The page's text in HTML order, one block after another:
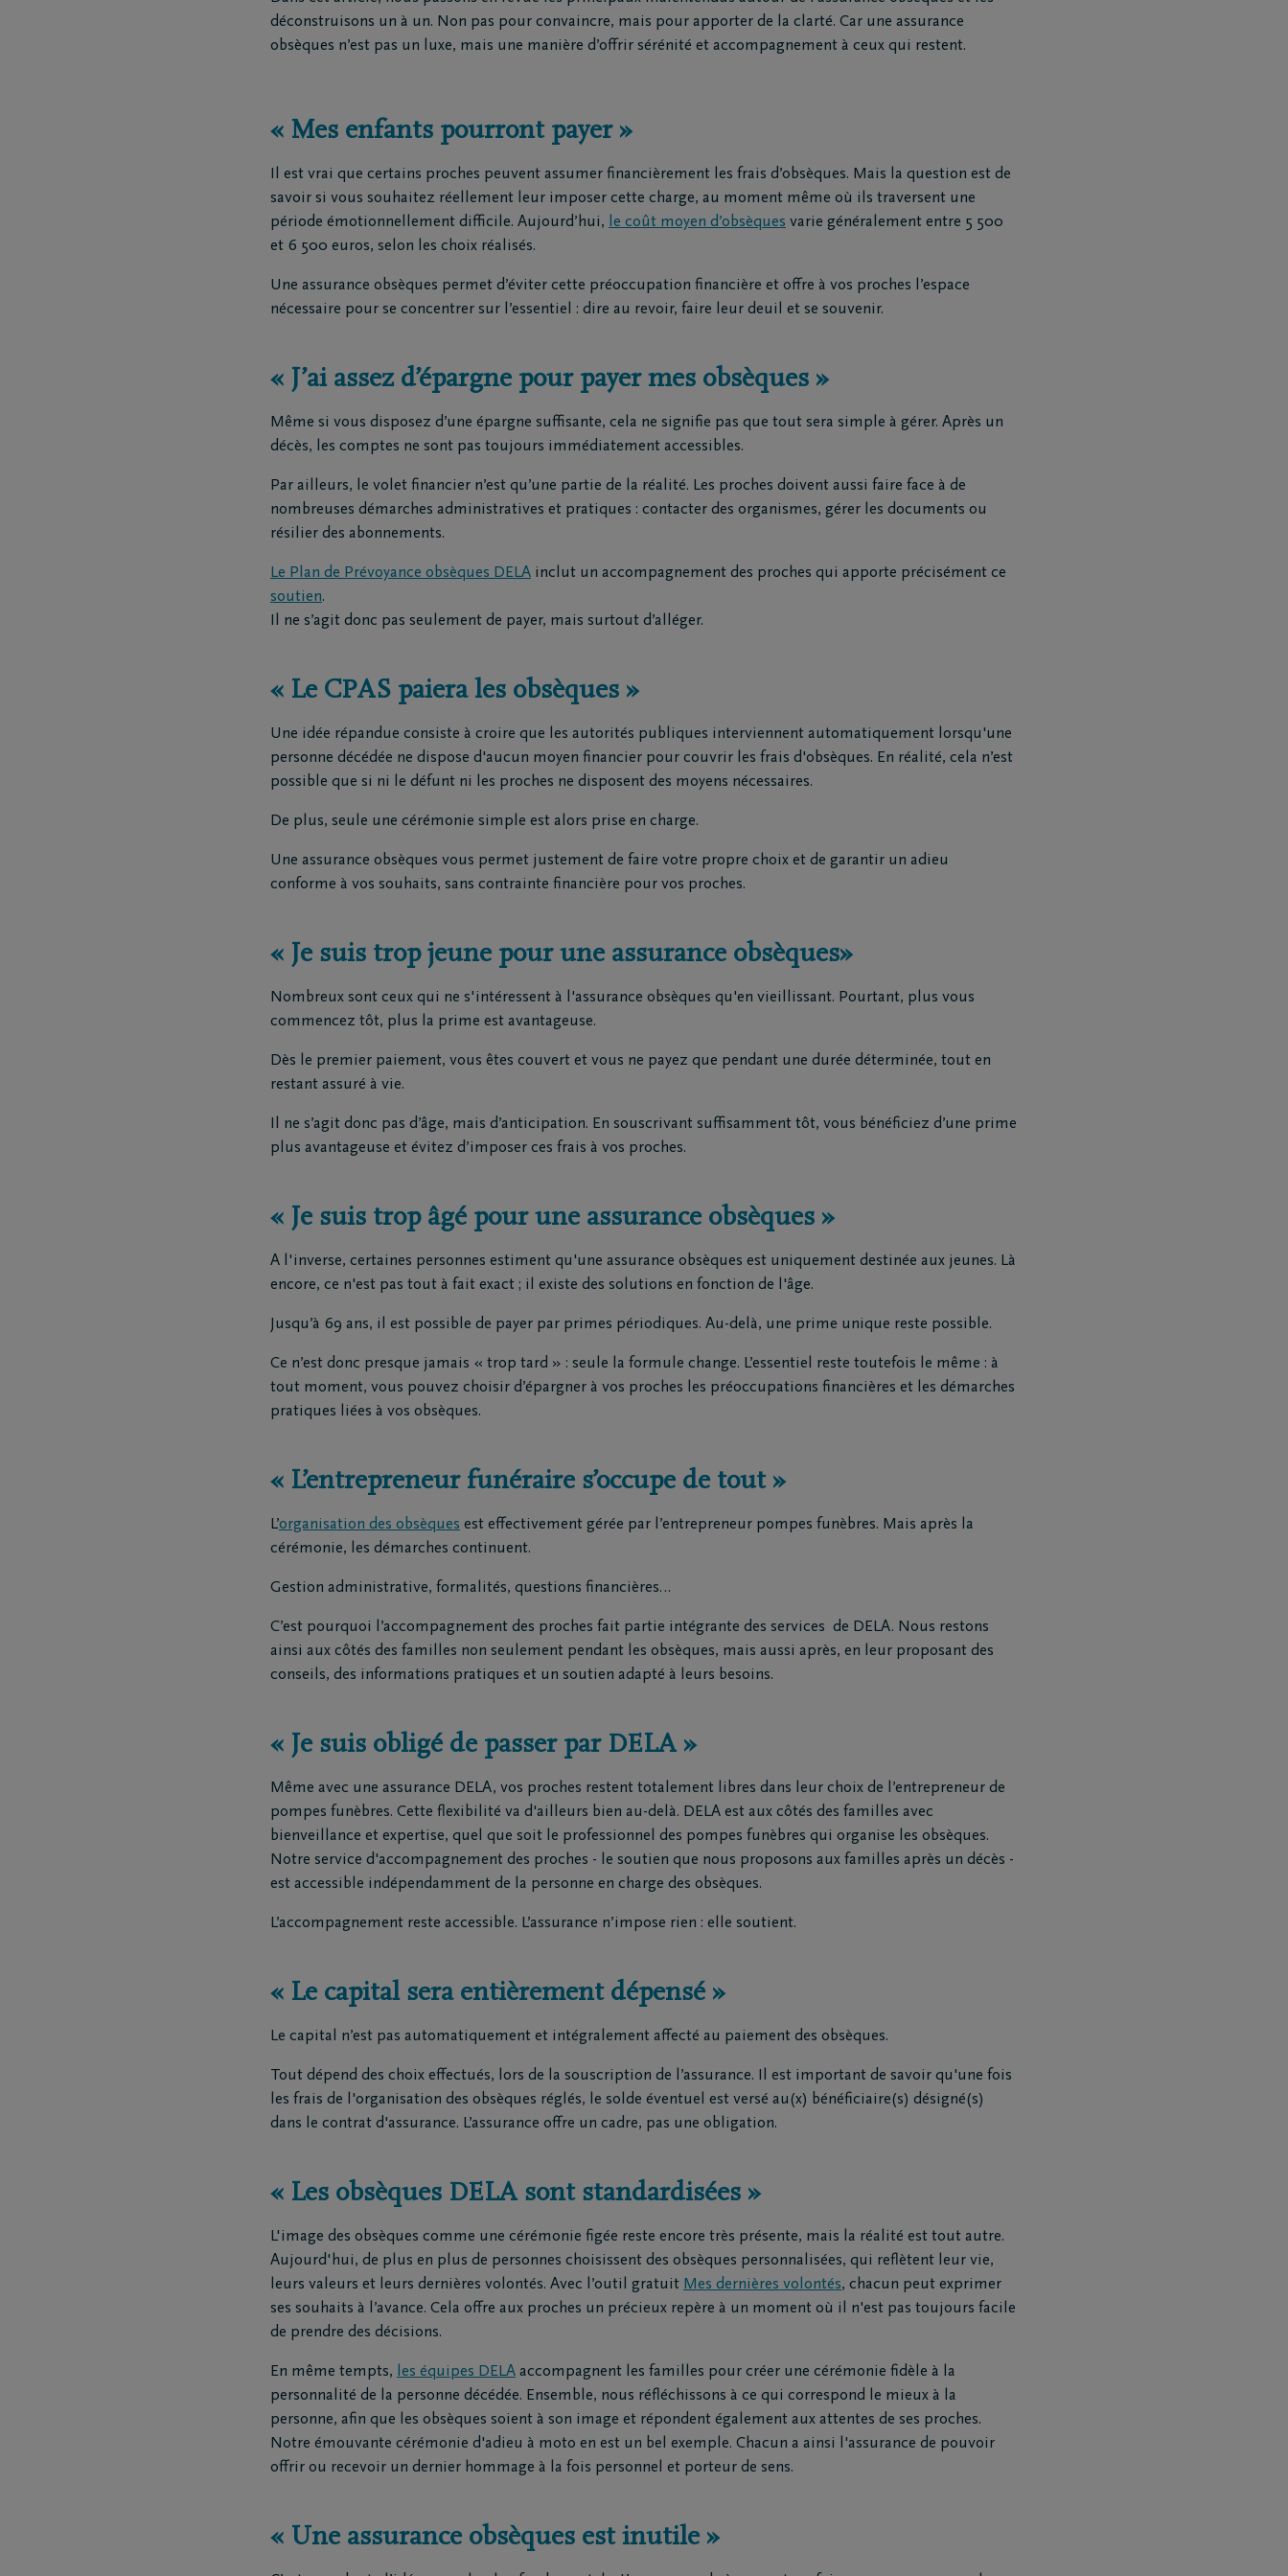
Funérailles moto
Rapatriement
Événements
Blog
Penser à demain
Souvenirs
Geste du cœur
Promenades
Nos locations
Nos courtiers
Nos sièges principaux
funèbres
Notre centre de rapatriement
Contact
Contactez-moi
J'ai une question
déconstruisons un à un. Non pas pour convaincre, mais pour apporter de la clarté. Car une assurance
obsèques n’est pas un luxe, mais une manière d’offrir sérénité et accompagnement à ceux qui restent.
« Mes enfants pourront payer »
Il est vrai que certains proches peuvent assumer financièrement les frais d’obsèques. Mais la question est de
savoir si vous souhaitez réellement leur imposer cette charge, au moment même où ils traversent une
période émotionnellement difficile. Aujourd’hui, le coût moyen d’obsèques varie généralement entre 5 500
et 6 500 euros, selon les choix réalisés.
Une assurance obsèques permet d’éviter cette préoccupation financière et offre à vos proches l’espace
nécessaire pour se concentrer sur l’essentiel : dire au revoir, faire leur deuil et se souvenir.
« J’ai assez d’épargne pour payer mes obsèques »
Même si vous disposez d’une épargne suffisante, cela ne signifie pas que tout sera simple à gérer. Après un
décès, les comptes ne sont pas toujours immédiatement accessibles.
Par ailleurs, le volet financier n’est qu’une partie de la réalité. Les proches doivent aussi faire face à de
nombreuses démarches administratives et pratiques : contacter des organismes, gérer les documents ou
résilier des abonnements.
Le Plan de Prévoyance obsèques DELA inclut un accompagnement des proches qui apporte précisément ce
soutien.
Il ne s’agit donc pas seulement de payer, mais surtout d’alléger.
« Le CPAS paiera les obsèques »
Une idée répandue consiste à croire que les autorités publiques interviennent automatiquement lorsqu'une
personne décédée ne dispose d'aucun moyen financier pour couvrir les frais d'obsèques. En réalité, cela n’est
possible que si ni le défunt ni les proches ne disposent des moyens nécessaires.
De plus, seule une cérémonie simple est alors prise en charge.
Une assurance obsèques vous permet justement de faire votre propre choix et de garantir un adieu
conforme à vos souhaits, sans contrainte financière pour vos proches.
« Je suis trop jeune pour une assurance obsèques»
Nombreux sont ceux qui ne s'intéressent à l'assurance obsèques qu'en vieillissant. Pourtant, plus vous
commencez tôt, plus la prime est avantageuse.
Dès le premier paiement, vous êtes couvert et vous ne payez que pendant une durée déterminée, tout en
restant assuré à vie.
Il ne s’agit donc pas d’âge, mais d’anticipation. En souscrivant suffisamment tôt, vous bénéficiez d’une prime
plus avantageuse et évitez d’imposer ces frais à vos proches.
« Je suis trop âgé pour une assurance obsèques »
A l'inverse, certaines personnes estiment qu'une assurance obsèques est uniquement destinée aux jeunes. Là
encore, ce n'est pas tout à fait exact ; il existe des solutions en fonction de l'âge.
Jusqu’à 69 ans, il est possible de payer par primes périodiques. Au-delà, une prime unique reste possible.
Ce n’est donc presque jamais « trop tard » : seule la formule change. L’essentiel reste toutefois le même : à
tout moment, vous pouvez choisir d’épargner à vos proches les préoccupations financières et les démarches
pratiques liées à vos obsèques.
« L’entrepreneur funéraire s’occupe de tout »
L’organisation des obsèques est effectivement gérée par l’entrepreneur pompes funèbres. Mais après la
cérémonie, les démarches continuent.
Gestion administrative, formalités, questions financières…
C’est pourquoi l’accompagnement des proches fait partie intégrante des services de DELA. Nous restons
ainsi aux côtés des familles non seulement pendant les obsèques, mais aussi après, en leur proposant des
conseils, des informations pratiques et un soutien adapté à leurs besoins.
« Je suis obligé de passer par DELA »
Même avec une assurance DELA, vos proches restent totalement libres dans leur choix de l’entrepreneur de
pompes funèbres. Cette flexibilité va d'ailleurs bien au-delà. DELA est aux côtés des familles avec
bienveillance et expertise, quel que soit le professionnel des pompes funèbres qui organise les obsèques.
Notre service d'accompagnement des proches - le soutien que nous proposons aux familles après un décès -
est accessible indépendamment de la personne en charge des obsèques.
L’accompagnement reste accessible. L’assurance n’impose rien : elle soutient.
« Le capital sera entièrement dépensé »
Le capital n’est pas automatiquement et intégralement affecté au paiement des obsèques.
Tout dépend des choix effectués, lors de la souscription de l’assurance. Il est important de savoir qu'une fois
les frais de l'organisation des obsèques réglés, le solde éventuel est versé au(x) bénéficiaire(s) désigné(s)
dans le contrat d'assurance. L’assurance offre un cadre, pas une obligation.
« Les obsèques DELA sont standardisées »
L'image des obsèques comme une cérémonie figée reste encore très présente, mais la réalité est tout autre.
Aujourd'hui, de plus en plus de personnes choisissent des obsèques personnalisées, qui reflètent leur vie,
leurs valeurs et leurs dernières volontés. Avec l’outil gratuit Mes dernières volontés, chacun peut exprimer
ses souhaits à l’avance. Cela offre aux proches un précieux repère à un moment où il n'est pas toujours facile
de prendre des décisions.
En même tempts, les équipes DELA accompagnent les familles pour créer une cérémonie fidèle à la
personnalité de la personne décédée. Ensemble, nous réfléchissons à ce qui correspond le mieux à la
personne, afin que les obsèques soient à son image et répondent également aux attentes de ses proches.
Notre émouvante cérémonie d'adieu à moto en est un bel exemple. Chacun a ainsi l'assurance de pouvoir
offrir ou recevoir un dernier hommage à la fois personnel et porteur de sens.
« Une assurance obsèques est inutile »